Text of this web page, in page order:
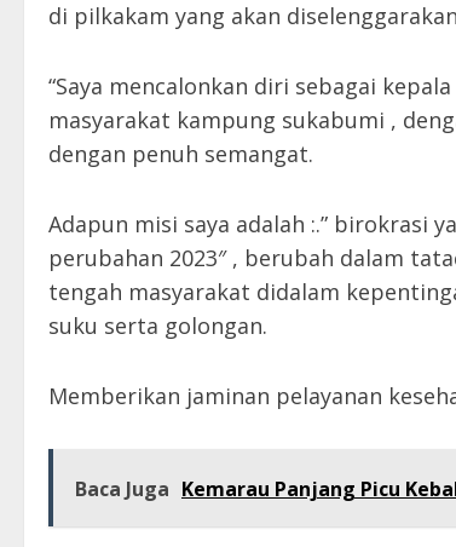
di pilkakam yang akan
“Saya mencalonkan diri sebagai
masyarakat kampung sukabumi ,
dengan penuh semangat.
Adapun misi saya adalah :.” birokrasi
perubahan 2023″ , berubah dalam
tengah masyarakat didalam
suku serta golongan.
Memberikan jaminan pelayanan
Baca Juga Kemarau Panjang Picu